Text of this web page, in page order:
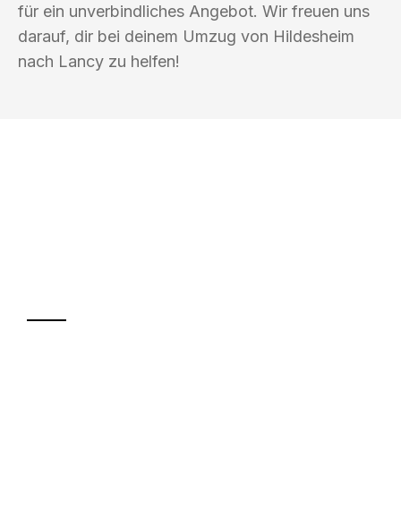
für ein unverbindliches Angebot. Wir freuen uns
darauf, dir bei deinem Umzug von Hildesheim
nach Lancy zu helfen!